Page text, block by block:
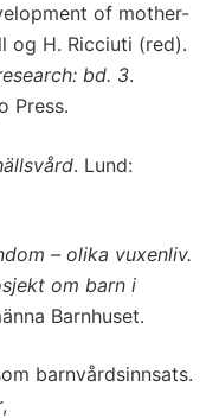
of mother-
og H. Ricciuti (red).
bd. 3.
Press.
. Lund:
– olika vuxenliv.
om barn i
Barnhuset.
barnvårdsinnsats.